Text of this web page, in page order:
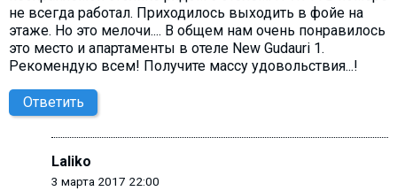
не всегда работал. Приходилось выходить в фойе на
этаже. Но это мелочи.... В общем нам очень понравилось
это место и апартаменты в отеле New Gudauri 1.
Рекомендую всем! Получите массу удовольствия...!
Ответить
Laliko
3 марта 2017 22:00